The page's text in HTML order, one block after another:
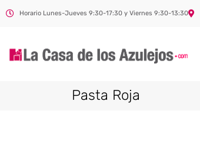
Horario Lunes-Jueves 9:30-17:30 y Viernes 9:30-13:30
Pasta Roja